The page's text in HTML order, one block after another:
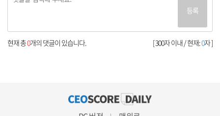
등록
[ 300자 이내 / 현재:0자 ]
현재 총0개의 댓글이 있습니다.